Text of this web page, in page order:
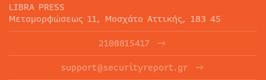
LIBRA PRESS
Μεταμορφώσεως 11, Μοσχάτο Αττικής, 183 45
2108815417
support@securityreport.gr